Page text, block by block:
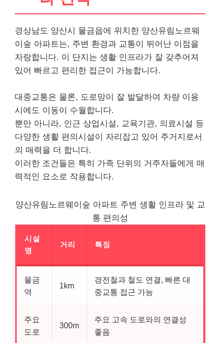
경상남도 양산시 물금읍에 위치한 양산유림노르웨
이숲 아파트는, 주변 환경과 교통이 뛰어난 이점을
자랑합니다. 이 단지는 생활 인프라가 잘 갖추어져
있어 빠르고 편리한 접근이 가능합니다.
대중교통은 물론, 도로망이 잘 발달하여 차량 이용
시에도 이동이 수월합니다.
뿐만 아니라, 인근 상업시설, 교육기관, 의료시설 등
다양한 생활 편의시설이 자리잡고 있어 주거지로서
의 매력을 더 합니다.
이러한 조건들은 특히 가족 단위의 거주자들에게 매
력적인 요소로 작용합니다.
양산유림노르웨이숲 아파트 주변 생활 인프라 및 교
통 편의성
시설
명
거리 특징
물금
역
1km
경전철과 철도 연결, 빠른 대
중교통 접근 가능
주요
도로
300m
주요 고속 도로와의 연결성
좋음